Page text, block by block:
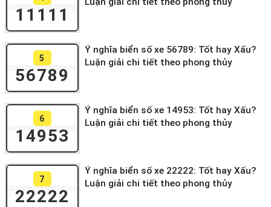
11111
5
56789
Ý nghĩa biển số xe 56789: Tốt hay Xấu?
Luận giải chi tiết theo phong thủy
6
14953
Ý nghĩa biển số xe 14953: Tốt hay Xấu?
Luận giải chi tiết theo phong thủy
7
22222
Ý nghĩa biển số xe 22222: Tốt hay Xấu?
Luận giải chi tiết theo phong thủy